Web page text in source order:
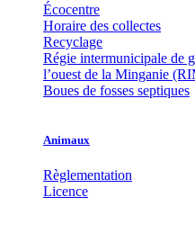
Écocentre
Horaire des collectes
Recyclage
Régie intermunicipale de
l’ouest de la Minganie
Boues de fosses septiques
Animaux
Règlementation
Licence